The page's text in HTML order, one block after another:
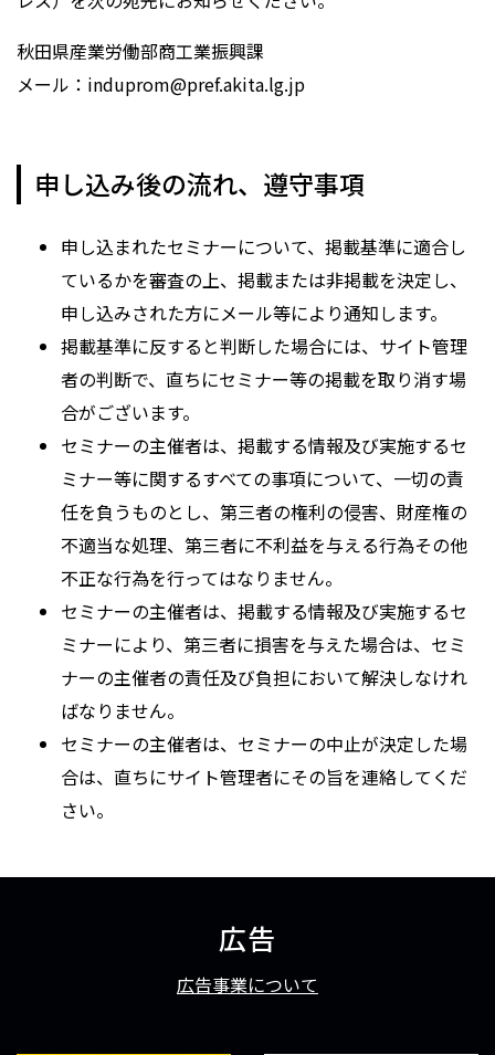
秋田県産業労働部商工業振興課
メール：induprom@pref.akita.lg.jp
申し込み後の流れ、遵守事項
申し込まれたセミナーについて、掲載基準に適合し
ているかを審査の上、掲載または非掲載を決定し、
申し込みされた方にメール等により通知します。
掲載基準に反すると判断した場合には、サイト管理
者の判断で、直ちにセミナー等の掲載を取り消す場
合がございます。
セミナーの主催者は、掲載する情報及び実施するセ
ミナー等に関するすべての事項について、一切の責
任を負うものとし、第三者の権利の侵害、財産権の
不適当な処理、第三者に不利益を与える行為その他
不正な行為を行ってはなりません。
セミナーの主催者は、掲載する情報及び実施するセ
ミナーにより、第三者に損害を与えた場合は、セミ
ナーの主催者の責任及び負担において解決しなけれ
ばなりません。
セミナーの主催者は、セミナーの中止が決定した場
合は、直ちにサイト管理者にその旨を連絡してくだ
さい。
広告
広告事業について